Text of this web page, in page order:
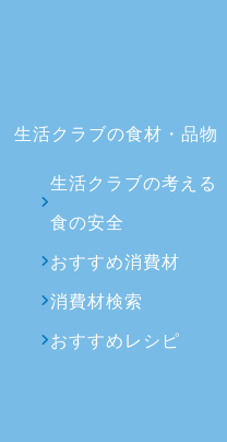
生活クラブの食材・品物
生活クラブの考える
食の安全
おすすめ消費材
消費材検索
おすすめレシピ